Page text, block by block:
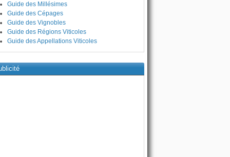
Guide des Millésimes
Guide des Cépages
Guide des Vignobles
Guide des Régions Viticoles
Guide des Appellations Viticoles